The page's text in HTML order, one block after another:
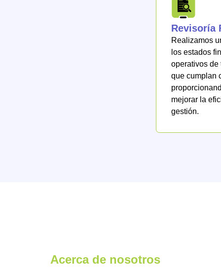
Revisoría
Realizamos
los estados
operativos de
que cumplan
mejorar la
gestión.
Acerca de nosotros